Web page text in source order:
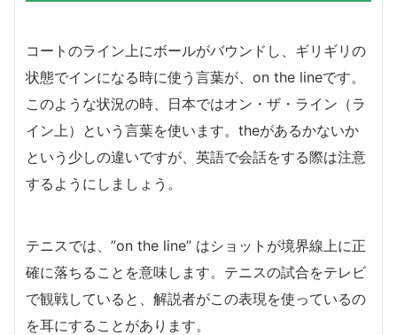
コートのライン上にボールがバウンドし、ギリギリの
状態でインになる時に使う言葉が、on the lineです。
このような状況の時、日本ではオン・ザ・ライン（ラ
イン上）という言葉を使います。theがあるかないか
という少しの違いですが、英語で会話をする際は注意
するようにしましょう。
テニスでは、”on the line” はショットが境界線上に正
確に落ちることを意味します。テニスの試合をテレビ
で観戦していると、解説者がこの表現を使っているの
を耳にすることがあります。